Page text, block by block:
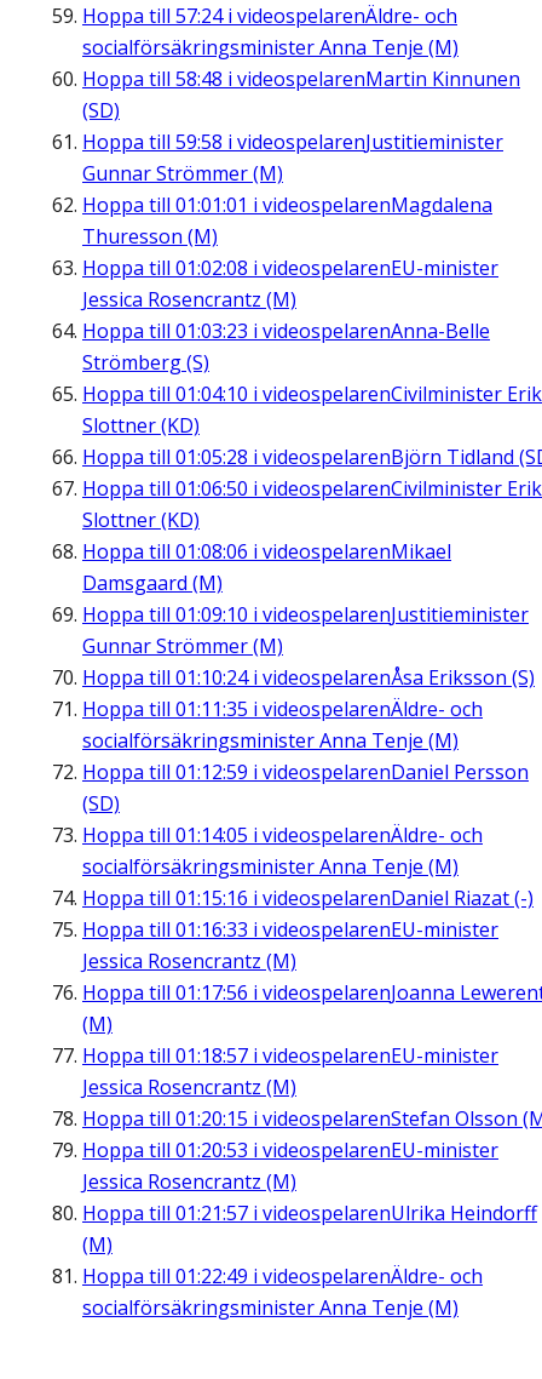
Hoppa till 57:24i videospelarenÄldre- och
socialförsäkringsminister Anna Tenje (M)
Hoppa till 58:48 i videospelarenMartin Kinnunen
(SD)
Hoppa till 59:58 i videospelarenJustitieminister
Gunnar Strömmer (M)
Hoppa till 01:01:01 i videospelarenMagdalena
Thuresson (M)
Hoppa till 01:02:08 i videospelarenEU-minister
Jessica Rosencrantz (M)
Hoppa till 01:03:23 i videospelarenAnna-Belle
Strömberg (S)
Hoppa till 01:04:10 i videospelarenCivilminister Erik
Slottner (KD)
Hoppa till 01:05:28 i videospelarenBjörn Tidland
Hoppa till 01:06:50 i videospelarenCivilminister Erik
Slottner (KD)
Hoppa till 01:08:06 i videospelarenMikael
Damsgaard (M)
Hoppa till 01:09:10 i videospelarenJustitieminister
Gunnar Strömmer (M)
Hoppa till 01:10:24i videospelarenÅsa Eriksson (S)
Hoppa till 01:11:35 i videospelarenÄldre- och
socialförsäkringsminister Anna Tenje (M)
Hoppa till 01:12:59 i videospelarenDaniel Persson
(SD)
Hoppa till 01:14:05 i videospelarenÄldre- och
socialförsäkringsminister Anna Tenje (M)
Hoppa till 01:15:16 i videospelarenDaniel Riazat (-)
Hoppa till 01:16:33 i videospelarenEU-minister
Jessica Rosencrantz (M)
Hoppa till 01:17:56 i videospelarenJoanna
(M)
Hoppa till 01:18:57 i videospelarenEU-minister
Jessica Rosencrantz (M)
Hoppa till 01:20:15 i videospelarenStefan Olsson
Hoppa till 01:20:53 i videospelarenEU-minister
Jessica Rosencrantz (M)
Hoppa till 01:21:57 i videospelarenUlrika Heindorff
(M)
Hoppa till 01:22:49 i videospelarenÄldre- och
socialförsäkringsminister Anna Tenje (M)